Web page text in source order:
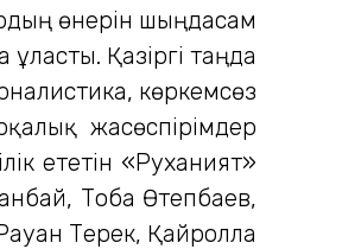
өнерін шыңдасам
Қазіргі таңда
көркемсөз
жасөспірімдер
ететін «Руханият»
Тоба Өтепбаев,
Терек, Қайролла